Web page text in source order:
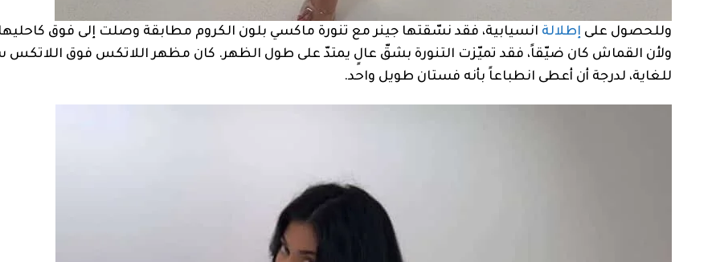
وللحصول على إطلالة انسيابية، فقد نسّقتها جينر مع تنورة ماكسي بلون الكروم مطابقة وصلت إلى فوق
ولأن القماش كان ضيّقاً، فقد تميّزت التنورة بشقّ عالٍ يمتدّ على طول الظهر. كان مظهر اللاتكس فوق
للغاية، لدرجة أن أعطى انطباعاً بأنه فستان طويل واحد.